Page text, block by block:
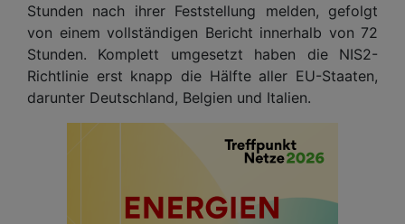
Stunden nach ihrer Feststellung melden, gefolgt
von einem vollständigen Bericht innerhalb von 72
Stunden. Komplett umgesetzt haben die NIS2-
Richtlinie erst knapp die Hälfte aller EU-Staaten,
darunter Deutschland, Belgien und Italien.